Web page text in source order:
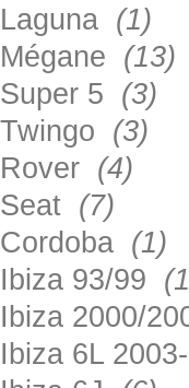
Laguna (1)
Mégane (13)
Super 5 (3)
Twingo (3)
Rover (4)
Seat (7)
Cordoba (1)
Ibiza 93/99
Ibiza 2000/
Ibiza 6L